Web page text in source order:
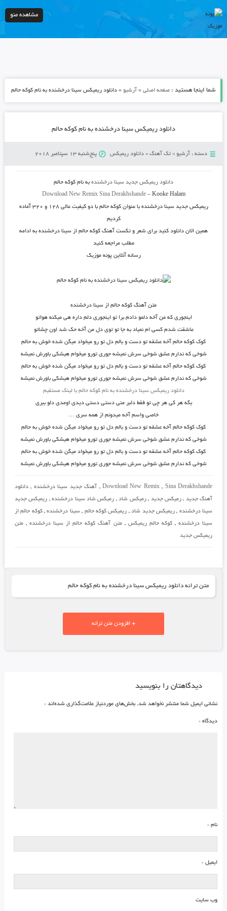
مشاهده منو
شما اینجا هستید : صفحه اصلی» آرشیو » دانلود ریمیکس سینا درخشنده به نام کوکه حالم
دانلود ریمیکس سینا درخشنده به نام کوکه حالم
دسته : آرشیو » تک آهنگ» دانلود ریمیکس پنج‌شنبه 13 سپتامبر 2018
دانلود ریمیکس جدید سینا درخشندهبه نام کوکه حالم
Download New Remix Sina Derakhshande– Kooke Halam
ریمیکس جدیدسینا درخشنده با عنوانکوکه حالم
با دو کیفیت عالی ۱۲۸ و ۳۲۰ آماده
کردیم
همین الان دانلود کنید برای شعر و تکست آهنگ کوکه حالم از سینا درخشنده به ادامه
مطلب مراجعه کنید
رسانه آنلاین پونه موزیک
متن آهنگ کوکه حالم از سینا درخشنده
اینجوری که من آخه دلمو دادم برا تو اینجوری دلم داره هی میکنه هواتو
عاشقت شدم کسی ام نمیاد به جا تو توی دل من آخه حک شد اون چشاتو
کوک کوکه حالم آخه عشقه تو دست و بالم دل تو رو میخواد میگن شده خوش به حالم
شوخی که ندارم عشق شوخی سرش نمیشه جوری تورو میخوام هیشکی باورش نمیشه
کوک کوکه حالم آخه عشقه تو دست و بالم دل تو رو میخواد میگن شده خوش به حالم
شوخی که ندارم عشق شوخی سرش نمیشه جوری تورو میخوام هیشکی باورش نمیشه
دانلود ریمیکس سینا درخشنده به نام کوکه حالم با لینک مستقیم
بگه هر کی هر چی تو فقط دلبر منی دستی دستی دیدی اومدی دلو ببری
خاصی واسم آخه میدونم از همه سری …
کوک کوکه حالم آخه عشقه تو دست و بالم دل تو رو میخواد میگن شده خوش به حالم
شوخی که ندارم عشق شوخی سرش نمیشه جوری تورو میخوام هیشکی باورش نمیشه
کوک کوکه حالم آخه عشقه تو دست و بالم دل تو رو میخواد میگن شده خوش به حالم
شوخی که ندارم عشق شوخی سرش نمیشه جوری تورو میخوام هیشکی باورش نمیشه
Download New Remix, Sina Derakhshande
, آهنگ جدید سینا درخشنده ,دانلود
آهنگ جدید ,رمیکس جدید ,رمیکس شاد, رمیکس شاد سینا درخشنده, ریمیکس جدید
سینا درخشنده , ریمیکس جدید شاد, ریمیکس کوکه حالم , سینا درخشنده,کوکه حالم از
سینا درخشنده,کوکه حالم ریمیکس ,متن آهنگ کوکه حالم از سینا درخشنده,متن
ریمیکس جدید
متن ترانه دانلود ریمیکس سینا درخشنده به نام کوکه حالم
+ افزودن متن ترانه
دیدگاهتان را بنویسید
نشانی ایمیل شما منتشر نخواهد شد. بخش‌های موردنیاز علامت‌گذاری شده‌اند *
دیدگاه *
نام *
ایمیل *
وب‌ سایت